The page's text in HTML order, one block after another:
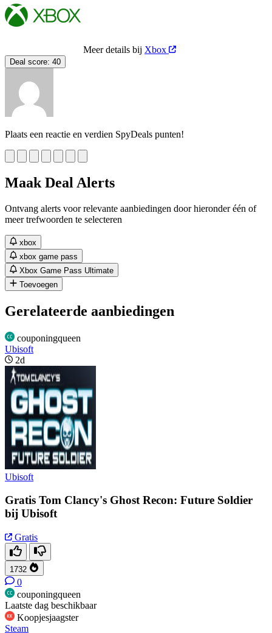
Meer details bij Xbox
Deal score: 40
Plaats een reactie en verdien SpyDeals punten!
Maak Deal Alerts
Ontvang alerts voor relevante aanbiedingen door hieronder één of
meer trefwoorden te selecteren
xbox
xbox game pass
Xbox Game Pass Ultimate
Toevoegen
Gerelateerde aanbiedingen
couponingqueen
Ubisoft
2d
Ubisoft
Gratis Tom Clancy's Ghost Recon: Future Soldier
bij Ubisoft
Gratis
1732
0
couponingqueen
Laatste dag beschikbaar
Koopjesjaagster
Steam